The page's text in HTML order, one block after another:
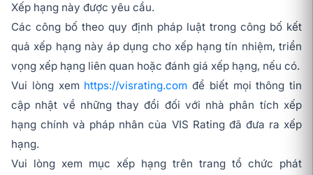
Xếp hạng này được yêu cầu.
Các công bố theo quy định pháp luật trong công bố kết
quả xếp hạng này áp dụng cho xếp hạng tín nhiệm, triển
vọng xếp hạng liên quan hoặc đánh giá xếp hạng, nếu có.
Vui lòng xem https://visrating.com để biết mọi thông tin
cập nhật về những thay đổi đối với nhà phân tích xếp
hạng chính và pháp nhân của VIS Rating đã đưa ra xếp
hạng.
Vui lòng xem mục xếp hạng trên trang tổ chức phát